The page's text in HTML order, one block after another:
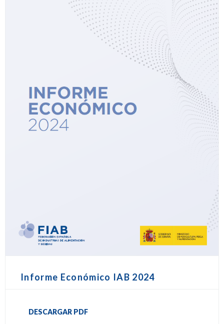
Informe Económico IAB 2024
DESCARGAR PDF